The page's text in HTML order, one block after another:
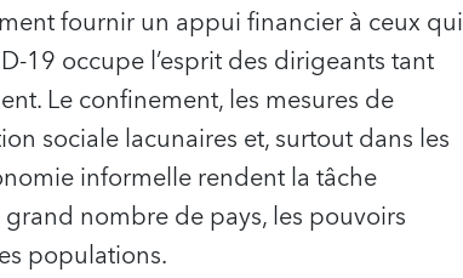
fournir un appui financier à ceux qui
19 occupe l’esprit des dirigeants tant
Le confinement, les mesures de
sociale lacunaires et, surtout dans les
informelle rendent la tâche
nombre de pays, les pouvoirs
populations.